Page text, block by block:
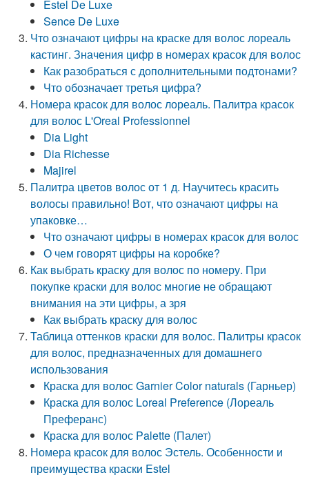
Estel De Luxe
Sence De Luxe
Что означают цифры на краске для волос лореаль
кастинг. Значения цифр в номерах красок для волос
Как разобраться с дополнительными подтонами?
Что обозначает третья цифра?
Номера красок для волос лореаль. Палитра красок
для волос L'Oreal Professionnel
Dia Light
Dia Richesse
Majirel
Палитра цветов волос от 1 д. Научитесь красить
волосы правильно! Вот, что означают цифры на
упаковке…
Что означают цифры в номерах красок для волос
О чем говорят цифры на коробке?
Как выбрать краску для волос по номеру. При
покупке краски для волос многие не обращают
внимания на эти цифры, а зря
Как выбрать краску для волос
Таблица оттенков краски для волос. Палитры красок
для волос, предназначенных для домашнего
использования
Краска для волос Garnier Color naturals (Гарньер)
Краска для волос Loreal Preference (Лореаль
Преферанс)
Краска для волос Palette (Палет)
Номера красок для волос Эстель. Особенности и
преимущества краски Estel